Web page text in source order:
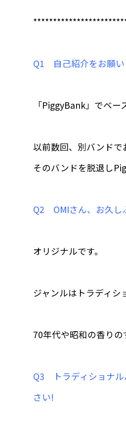
Q1 自己紹介をお願い
「PiggyBank」でベー
以前数回、別バンドで
そのバンドを脱退し
Q2 OMIさん、お久し
オリジナルです。
ジャンルはトラディシ
70年代や昭和の香りの
Q3 トラディショナル
さい!